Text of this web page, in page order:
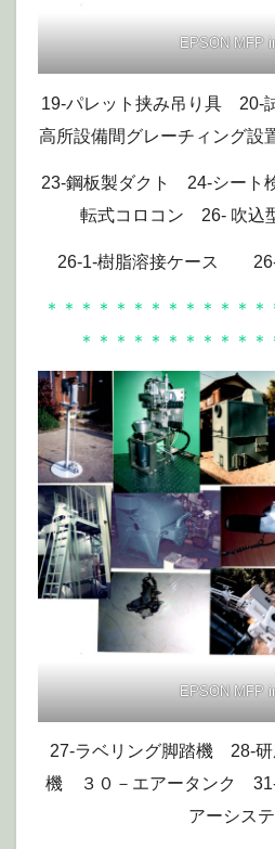
EPSON MFP
19-パレット挟み吊り具 20-
高所設備間グレーチィング
23-鋼板製ダクト 24-シート
転式コロコン 26- 吹込
26-1-樹脂溶接ケース 26-
＊＊＊＊＊＊＊＊＊＊＊＊＊
＊＊＊＊＊＊＊＊＊＊＊
EPSON MFP
27-ラベリング脚踏機 28-
機 ３０－エアータンク 31-
アーシス